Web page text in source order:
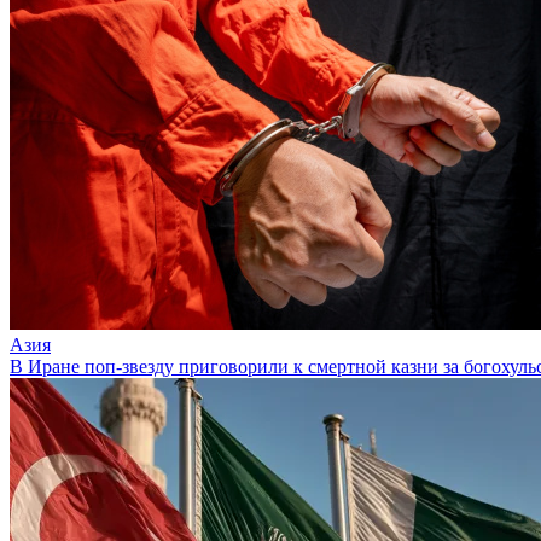
Азия
В Иране поп-звезду приговорили к смертной казни за